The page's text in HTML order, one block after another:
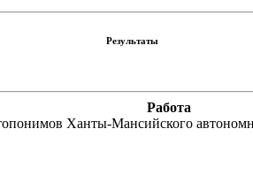
Результаты
Работа
Ханты-Мансийского